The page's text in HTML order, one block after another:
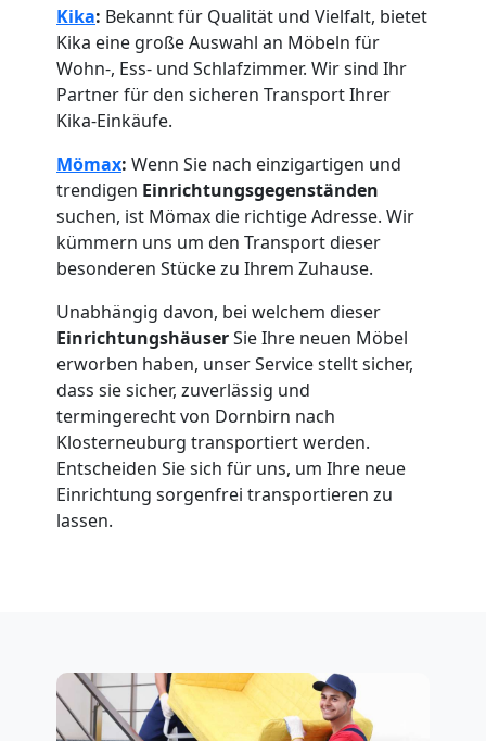
Kika: Bekannt für Qualität und Vielfalt, bietet
Kika eine große Auswahl an Möbeln für
Wohn-, Ess- und Schlafzimmer. Wir sind Ihr
Partner für den sicheren Transport Ihrer
Kika-Einkäufe.
Mömax: Wenn Sie nach einzigartigen und
trendigen Einrichtungsgegenständen
suchen, ist Mömax die richtige Adresse. Wir
kümmern uns um den Transport dieser
besonderen Stücke zu Ihrem Zuhause.
Unabhängig davon, bei welchem dieser
EinrichtungshäuserSie Ihre neuen Möbel
erworben haben, unser Service stellt sicher,
dass sie sicher, zuverlässig und
termingerecht von Dornbirn nach
Klosterneuburg transportiert werden.
Entscheiden Sie sich für uns, um Ihre neue
Einrichtung sorgenfrei transportieren zu
lassen.